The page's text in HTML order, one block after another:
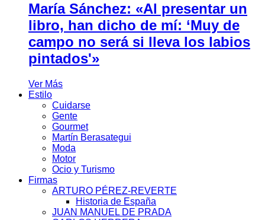
María Sánchez: «Al presentar un
libro, han dicho de mí: ‘Muy de
campo no será si lleva los labios
pintados'»
Ver Más
Estilo
Cuidarse
Gente
Gourmet
Martín Berasategui
Moda
Motor
Ocio y Turismo
Firmas
ARTURO PÉREZ-REVERTE
Historia de España
JUAN MANUEL DE PRADA